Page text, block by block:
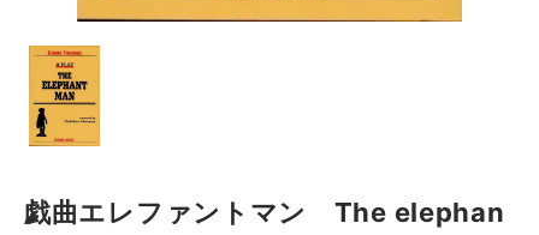
戯曲エレファントマン The elephan